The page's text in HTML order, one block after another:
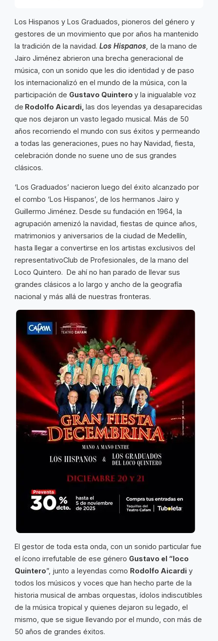
Los Hispanos y Los Graduados, pioneros del género y
gestores de un movimiento que por años ha mantenido
la tradición de la navidad. Los Hispanos , de la mano de
Jairo Jiménez abrieron una brecha generacional de
música, con un sonido que les dio identidad y de paso
los internacionalizó en el mundo de la música, con la
participación de Gustavo Quintero y la inigualable voz
de Rodolfo Aicardi, las dos leyendas ya desaparecidas
que nos dejaron un vasto legado musical. Más de 50
años recorriendo el mundo con sus éxitos y permeando
a todas las generaciones, pues no hay Navidad, fiesta,
celebración donde no suene uno de sus grandes
clásicos.
‘Los Graduados’ nacieron luego del éxito alcanzado por
el combo ‘Los Hispanos’, de los hermanos Jairo y
Guillermo Jiménez. Desde su fundación en 1964, la
agrupación amenizó la navidad, fiestas de quince años,
matrimonios y aniversarios de la ciudad de Medellín,
hasta llegar a convertirse en los artistas exclusivos del
representativoClub de Profesionales, de la mano del
Loco Quintero. De ahí no han parado de llevar sus
grandes clásicos a lo largo y ancho de la geografía
nacional y más allá de nuestras fronteras.
El gestor de toda esta onda, con un sonido particular fue
el ícono irrefutable de ese género Gustavo el “loco
Quintero”, junto a leyendas como Rodolfo Aicardi y
todos los músicos y voces que han hecho parte de la
historia musical de ambas orquestas, ídolos indiscutibles
de la música tropical y quienes dejaron su legado, el
mismo, que se sigue llevando por el mundo, con más de
50 años de grandes éxitos.